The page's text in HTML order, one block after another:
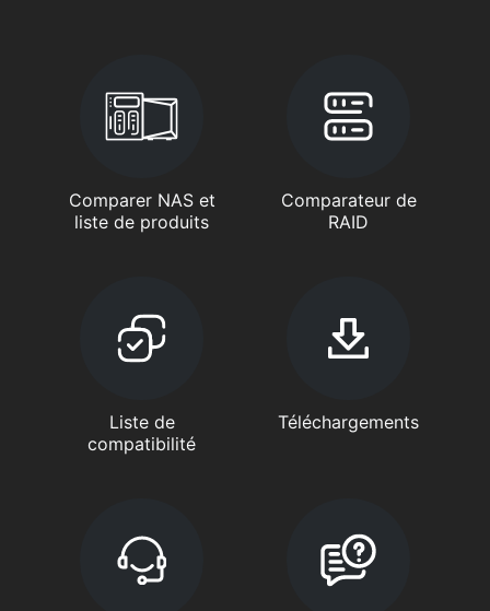
Comparer NAS et
liste de produits
Comparateur de
RAID
Liste de
compatibilité
Téléchargements